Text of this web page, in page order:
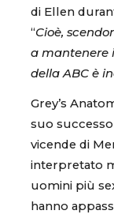
di Ellen
“Cioè,
a mantenere
della ABC è
Grey’s
suo
vicende di
interpretato
uomini più
hanno